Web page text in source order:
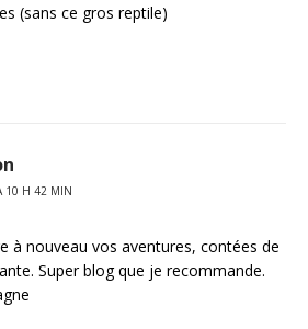
(sans ce gros reptile)
10 H 42 MIN
à nouveau vos aventures, contées de
Super blog que je recommande.